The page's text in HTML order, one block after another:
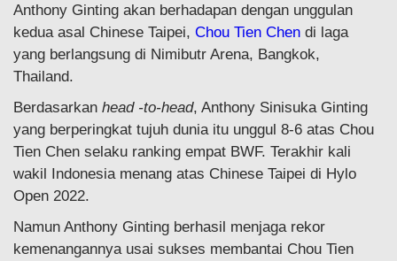
Anthony Ginting akan berhadapan dengan unggulan
kedua asal Chinese Taipei, Chou Tien Chen di laga
yang berlangsung di Nimibutr Arena, Bangkok,
Thailand.
Berdasarkan head -to-head, Anthony Sinisuka Ginting
yang berperingkat tujuh dunia itu unggul 8-6 atas Chou
Tien Chen selaku ranking empat BWF. Terakhir kali
wakil Indonesia menang atas Chinese Taipei di Hylo
Open 2022.
Namun Anthony Ginting berhasil menjaga rekor
kemenangannya usai sukses membantai Chou Tien